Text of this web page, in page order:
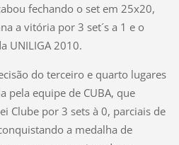
fechando o set em 25x20,
a vitória por 3 set´s a 1 e o
UNILIGA 2010.
do terceiro e quarto lugares
pela equipe de CUBA, que
Clube por 3 sets à 0, parciais de
a medalha de